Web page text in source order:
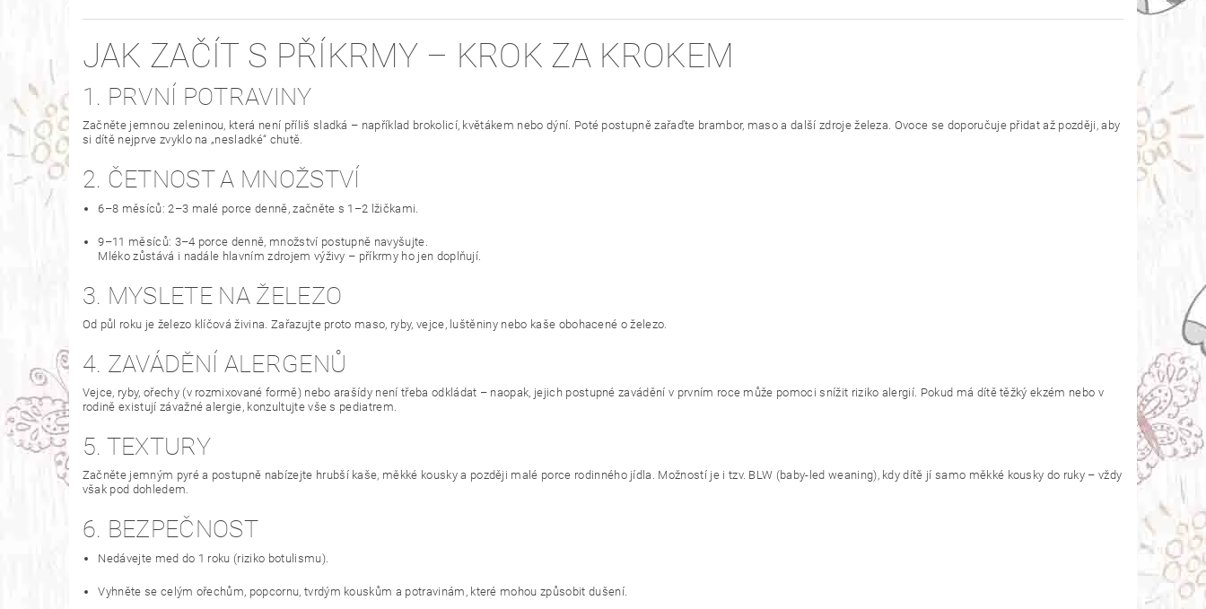
JAK ZAČÍT S PŘÍKRMY – KROK ZA KROKEM
1. PRVNÍ POTRAVINY
Začněte jemnou zeleninou, která není příliš sladká – například brokolicí, květákem nebo dýní. Poté postupně zařaďte brambor, maso a další zdroje železa. Ovoce se doporučuje přidat až později, aby
si dítě nejprve zvyklo na „nesladké“ chutě.
2. ČETNOST A MNOŽSTVÍ
6–8 měsíců: 2–3 malé porce denně, začněte s 1–2 lžičkami.
9–11 měsíců: 3–4 porce denně, množství postupně navyšujte.
Mléko zůstává i nadále hlavním zdrojem výživy – příkrmy ho jen doplňují.
3. MYSLETE NA ŽELEZO
Od půl roku je železo klíčová živina. Zařazujte proto maso, ryby, vejce, luštěniny nebo kaše obohacené o železo.
4. ZAVÁDĚNÍ ALERGENŮ
Vejce, ryby, ořechy (v rozmixované formě) nebo arašídy není třeba odkládat – naopak, jejich postupné zavádění v prvním roce může pomoci snížit riziko alergií. Pokud má dítě těžký ekzém nebo v
rodině existují závažné alergie, konzultujte vše s pediatrem.
5. TEXTURY
Začněte jemným pyré a postupně nabízejte hrubší kaše, měkké kousky a později malé porce rodinného jídla. Možností je i tzv. BLW (baby-led weaning), kdy dítě jí samo měkké kousky do ruky – vždy
však pod dohledem.
6. BEZPEČNOST
Nedávejte med do 1 roku (riziko botulismu).
Vyhněte se celým ořechům, popcornu, tvrdým kouskům a potravinám, které mohou způsobit dušení.